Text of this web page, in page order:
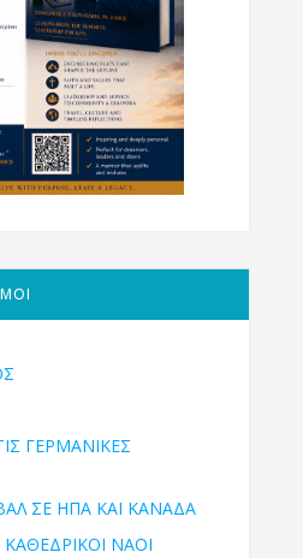
ΓΕΡΜΑΝΙΚΕΣ
ΣΕ ΗΠΑ ΚΑΙ ΚΑΝΑΔΑ
ΝΑΟΊ